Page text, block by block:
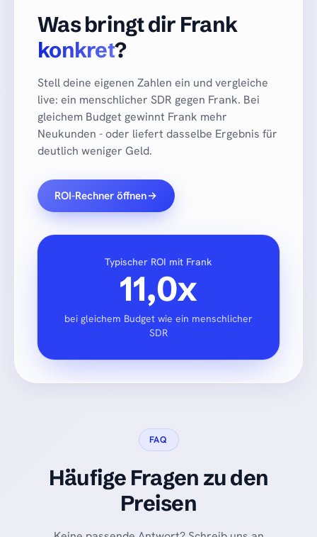
Was bringt dir Frank
konkret?
Stell deine eigenen Zahlen ein und vergleiche
live: ein menschlicher SDR gegen Frank. Bei
gleichem Budget gewinnt Frank mehr
Neukunden - oder liefert dasselbe Ergebnis für
deutlich weniger Geld.
ROI-Rechner öffnen
Typischer ROI mit Frank
11,0x
bei gleichem Budget wie ein menschlicher
SDR
FAQ
Häufige Fragen zu den
Preisen